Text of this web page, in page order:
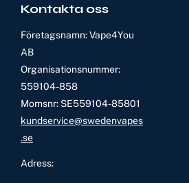
Kontakta oss
Företagsnamn: Vape4You
AB
Organisationsnummer:
559104-858
Momsnr: SE559104-85801
kundservice@swedenvapes
.se
Adress: